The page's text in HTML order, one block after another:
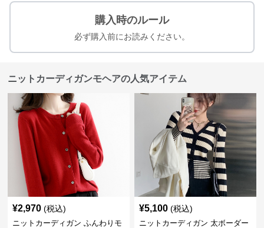
購入時のルール
必ず購入前にお読みください。
ニットカーディガンモヘアの人気アイテム
¥2,970 (税込)
ニットカーディガン ふんわりモ
¥5,100 (税込)
ニットカーディガン 太ボーダー